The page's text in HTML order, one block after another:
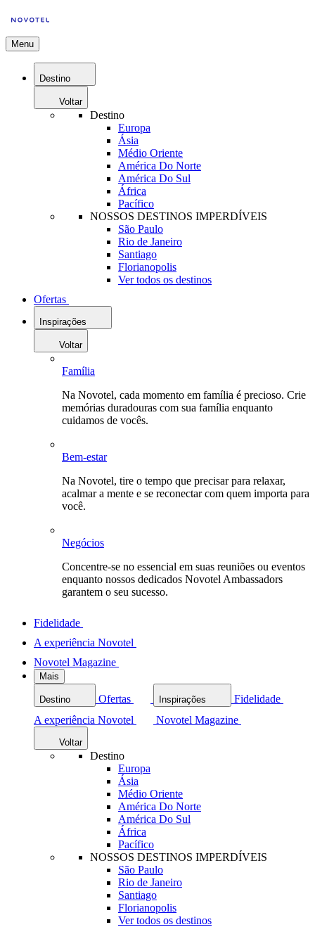
Menu
Destino
Voltar
Destino
Europa
Ásia
Médio Oriente
América Do Norte
América Do Sul
África
Pacífico
NOSSOS DESTINOS IMPERDÍVEIS
São Paulo
Rio de Janeiro
Santiago
Florianopolis
Ver todos os destinos
Ofertas
Inspirações
Voltar
Família
Na Novotel, cada momento em família é precioso. Crie
memórias duradouras com sua família enquanto
cuidamos de vocês.
Bem-estar
Na Novotel, tire o tempo que precisar para relaxar,
acalmar a mente e se reconectar com quem importa para
você.
Negócios
Concentre-se no essencial em suas reuniões ou eventos
enquanto nossos dedicados Novotel Ambassadors
garantem o seu sucesso.
Fidelidade
A experiência Novotel
Novotel Magazine
Mais
Destino Ofertas Inspirações
Fidelidade
A experiência Novotel
Novotel Magazine
Voltar
Destino
Europa
Ásia
Médio Oriente
América Do Norte
América Do Sul
África
Pacífico
NOSSOS DESTINOS IMPERDÍVEIS
São Paulo
Rio de Janeiro
Santiago
Florianopolis
Ver todos os destinos